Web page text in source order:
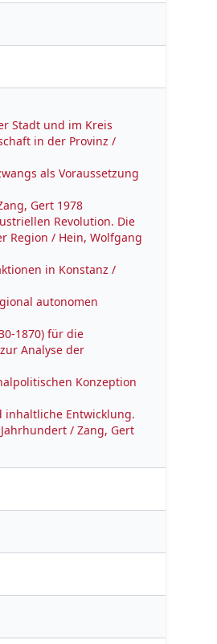
Stadt und im Kreis
in der Provinz /
als Voraussetzung
Gert 1978
Revolution. Die
Region / Hein, Wolfgang
in Konstanz /
autonomen
1870) für die
Analyse der
Konzeption
inhaltliche Entwicklung.
/ Zang, Gert